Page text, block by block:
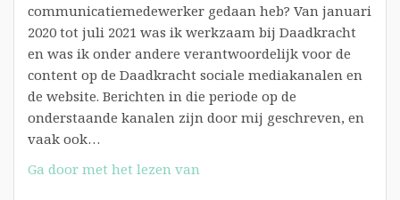
communicatiemedewerker gedaan heb? Van januari
2020 tot juli 2021 was ik werkzaam bij Daadkracht
en was ik onder andere verantwoordelijk voor de
content op de Daadkracht sociale mediakanalen en
de website. Berichten in die periode op de
onderstaande kanalen zijn door mij geschreven, en
vaak ook…
Ga door met het lezen van